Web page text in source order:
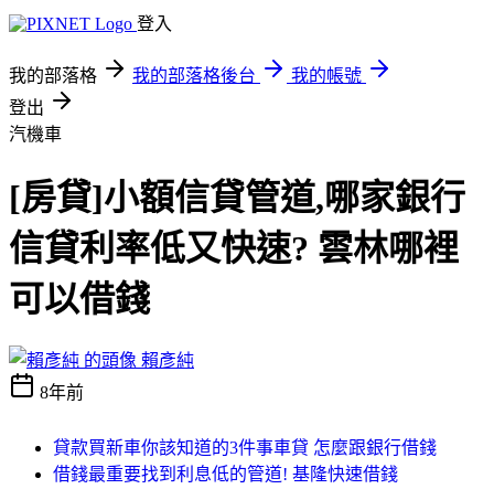
登入
我的部落格 我的部落格後台
我的帳號
登出
汽機車
[房貸]小額信貸管道,哪家銀行
信貸利率低又快速? 雲林哪裡
可以借錢
賴彥純
8年前
貸款買新車你該知道的3件事車貸 怎麼跟銀行借錢
借錢最重要找到利息低的管道! 基隆快速借錢